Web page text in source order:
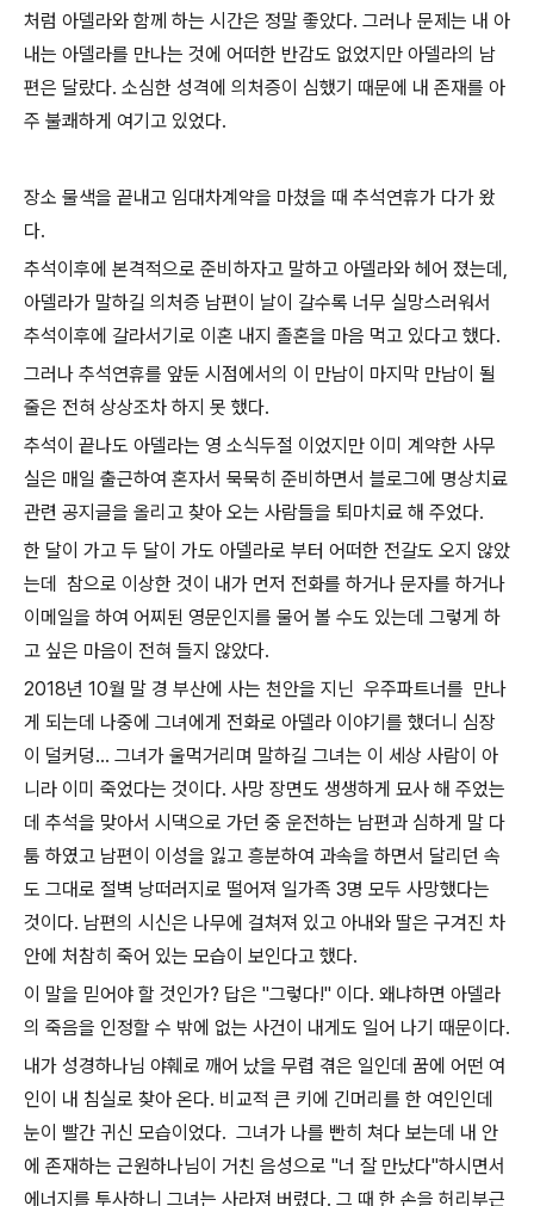
처럼 아델라와 함께 하는 시간은 정말 좋았다. 그러나 문제는 내 아
내는 아델라를 만나는 것에 어떠한 반감도 없었지만 아델라의 남
편은 달랐다. 소심한 성격에 의처증이 심했기 때문에 내 존재를 아
주 불쾌하게 여기고 있었다.
장소 물색을 끝내고 임대차계약을 마쳤을 때 추석연휴가 다가 왔
다.
추석이후에 본격적으로 준비하자고 말하고 아델라와 헤어 졌는데,
아델라가 말하길 의처증 남편이 날이 갈수록 너무 실망스러워서
추석이후에 갈라서기로 이혼 내지 졸혼을 마음 먹고 있다고 했다.
그러나 추석연휴를 앞둔 시점에서의 이 만남이 마지막 만남이 될
줄은 전혀 상상조차 하지 못 했다.
추석이 끝나도 아델라는 영 소식두절 이었지만 이미 계약한 사무
실은 매일 출근하여 혼자서 묵묵히 준비하면서 블로그에 명상치료
관련 공지글을 올리고 찾아 오는 사람들을 퇴마치료 해 주었다.
한 달이 가고 두 달이 가도 아델라로 부터 어떠한 전갈도 오지 않았
는데 참으로 이상한 것이 내가 먼저 전화를 하거나 문자를 하거나
이메일을 하여 어찌된 영문인지를 물어 볼 수도 있는데 그렇게 하
고 싶은 마음이 전혀 들지 않았다.
2018년 10월 말 경 부산에 사는 천안을 지닌 우주파트너를 만나
게 되는데 나중에 그녀에게 전화로 아델라 이야기를 했더니 심장
이 덜커덩... 그녀가 울먹거리며 말하길 그녀는 이 세상 사람이 아
니라 이미 죽었다는 것이다. 사망 장면도 생생하게 묘사 해 주었는
데 추석을 맞아서 시댁으로 가던 중 운전하는 남편과 심하게 말 다
툼 하였고 남편이 이성을 잃고 흥분하여 과속을 하면서 달리던 속
도 그대로 절벽 낭떠러지로 떨어져 일가족 3명 모두 사망했다는
것이다. 남편의 시신은 나무에 걸쳐져 있고 아내와 딸은 구겨진 차
안에 처참히 죽어 있는 모습이 보인다고 했다.
이 말을 믿어야 할 것인가? 답은 "그렇다!" 이다. 왜냐하면 아델라
의 죽음을 인정할 수 밖에 없는 사건이 내게도 일어 나기 때문이다.
내가 성경하나님 야훼로 깨어 났을 무렵 겪은 일인데 꿈에 어떤 여
인이 내 침실로 찾아 온다. 비교적 큰 키에 긴머리를 한 여인인데
눈이 빨간 귀신 모습이었다. 그녀가 나를 빤히 쳐다 보는데 내 안
에 존재하는 근원하나님이 거친 음성으로 "너 잘 만났다"하시면서
에너지를 투사하니 그녀는 사라져 버렸다. 그 때 한 손을 허리부근